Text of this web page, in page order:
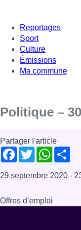
Reportages
Sport
Culture
Émissions
Ma commune
Politique –
Partager l'article
Facebook
Twitter
29 septembre 2020 -
Offres d’emploi